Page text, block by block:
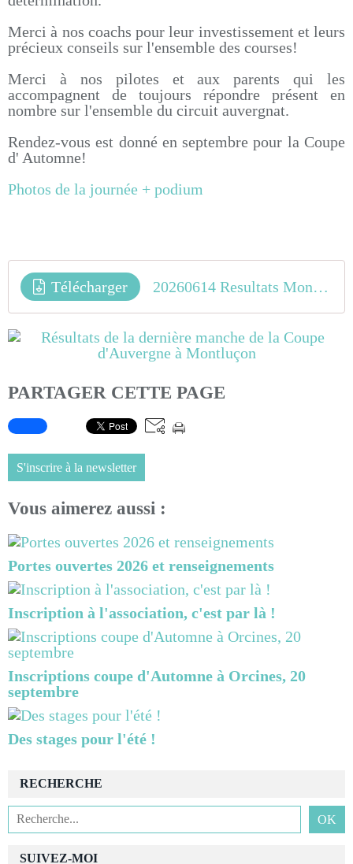
Merci à nos coachs pour leur investissement et leurs
précieux conseils sur l'ensemble des courses!
Merci à nos pilotes et aux parents qui les
accompagnent de toujours répondre présent en
nombre sur l'ensemble du circuit auvergnat.
Rendez-vous est donné en septembre pour la Coupe
d' Automne!
Photos de la journée + podium
Télécharger 20260614 Resultats Montlucon
PARTAGER CETTE PAGE
S'inscrire à la newsletter
Vous aimerez aussi :
Portes ouvertes 2026 et renseignements
Inscription à l'association, c'est par là !
Inscriptions coupe d'Automne à Orcines, 20
septembre
Des stages pour l'été !
SUIVEZ-MOI
RECHERCHE